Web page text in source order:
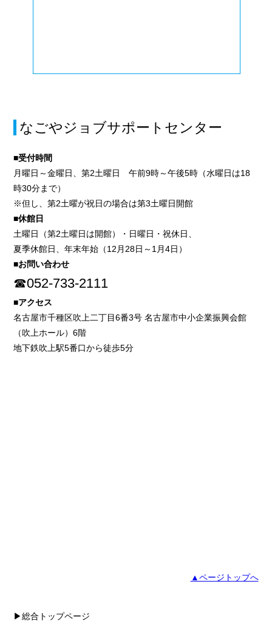
なごやジョブサポートセンター
■受付時間
月曜日～金曜日、第2土曜日 午前9時～午後5時（水曜日は18
時30分まで）
※但し、第2土曜が祝日の場合は第3土曜日開館
■休館日
土曜日（第2土曜日は開館）・日曜日・祝休日、
夏季休館日、年末年始（12月28日～1月4日）
■お問い合わせ
☎052-733-2111
■アクセス
名古屋市千種区吹上二丁目6番3号 名古屋市中小企業振興会館
（吹上ホール）6階
地下鉄吹上駅5番口から徒歩5分
▲ページトップへ
▶総合トップページ